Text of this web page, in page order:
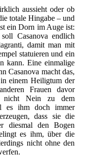
aussieht oder ob
totale Hingabe – und
ein Dorn im Auge ist:
Casanova endlich
damit man mit
statuieren und ein
kann. Eine einmalige
Casanova macht das,
einem Heiligtum der
Frauen davor
nicht Nein zu dem
es ihm doch immer
dass sie die
diesmal den Bogen
es ihm, über die
nicht ohne den